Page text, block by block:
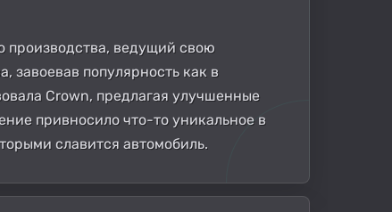
производства, ведущий свою
завоевав популярность как в
Crown, предлагая улучшенные
привносило что-то уникальное в
славится автомобиль.